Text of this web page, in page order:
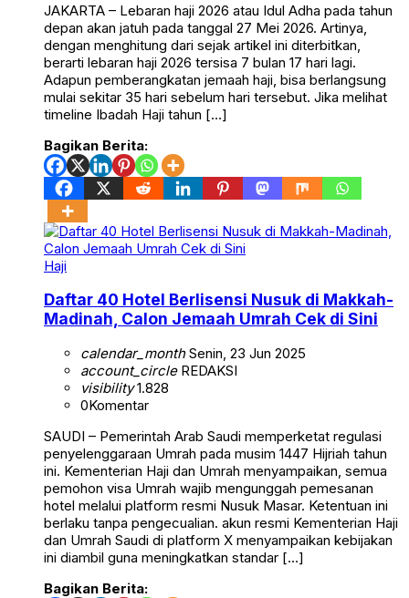
JAKARTA – Lebaran haji 2026 atau Idul Adha pada tahun
depan akan jatuh pada tanggal 27 Mei 2026. Artinya,
dengan menghitung dari sejak artikel ini diterbitkan,
berarti lebaran haji 2026 tersisa 7 bulan 17 hari lagi.
Adapun pemberangkatan jemaah haji, bisa berlangsung
mulai sekitar 35 hari sebelum hari tersebut. Jika melihat
timeline Ibadah Haji tahun […]
Bagikan Berita:
Haji
Daftar 40 Hotel Berlisensi Nusuk di Makkah-
Madinah, Calon Jemaah Umrah Cek di Sini
calendar_monthSenin, 23 Jun 2025
account_circleREDAKSI
visibility1.828
0Komentar
SAUDI – Pemerintah Arab Saudi memperketat regulasi
penyelenggaraan Umrah pada musim 1447 Hijriah tahun
ini. Kementerian Haji dan Umrah menyampaikan, semua
pemohon visa Umrah wajib mengunggah pemesanan
hotel melalui platform resmi Nusuk Masar. Ketentuan ini
berlaku tanpa pengecualian. akun resmi Kementerian Haji
dan Umrah Saudi di platform X menyampaikan kebijakan
ini diambil guna meningkatkan standar […]
Bagikan Berita: